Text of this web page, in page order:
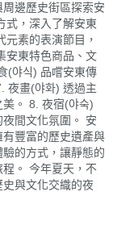
邊歷史街區探索安
式，深入了解安東
素的表演節目，
安東特色商品、文
(야식) 品嚐安東傳
夜畫(야화) 透過主
。 8. 夜宿(야숙)
間文化氛圍。 安
豐富的歷史遺產與
的方式，讓靜態的
。 今年夏天，不
與文化交織的夜